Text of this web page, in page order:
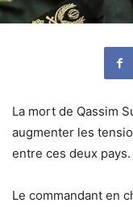
La mort de Qassim
augmenter les
entre ces deux pays.
Le commandant en